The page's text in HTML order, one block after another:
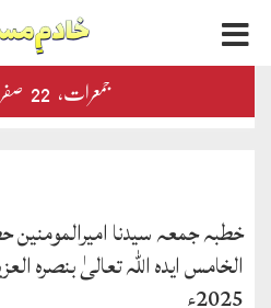
جمعرات‬‮، 22
و
ڈائجسٹ
خطبہ جمعہ سیدنا
2025ء